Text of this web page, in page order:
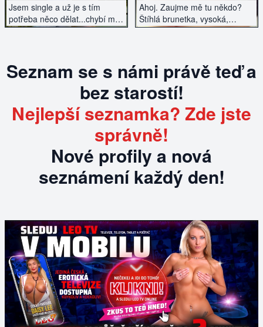
Jsem single a už je s tím
potřeba něco dělat...chybí mi
mužská náruč.
Ahoj. Zaujme mě tu někdo?
Štíhlá brunetka, vysoká,
hledám milence.
Seznam se s námi právě teď a
bez starostí!
Nejlepší seznamka? Zde jste
správně!
Nové profily a nová
seznámení každý den!